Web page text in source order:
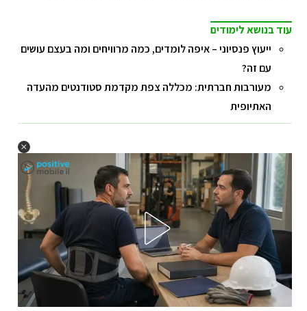
עוד בנושא לימודים
ייעוץ פנסיוני – איפה לומדים, כמה מרוויחים ומה בעצם עושים
עם זה?
מעורבות חברתית: מכללה צפת מקדמת סטודנטים מהעדה
האתיופית